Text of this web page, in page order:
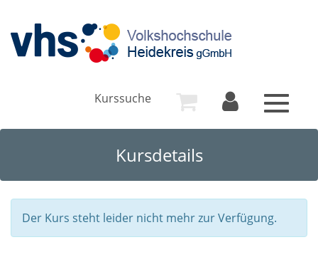
Kurssuche
Toggle
Kursdetails
Der Kurs steht leider nicht mehr zur Verfügung.